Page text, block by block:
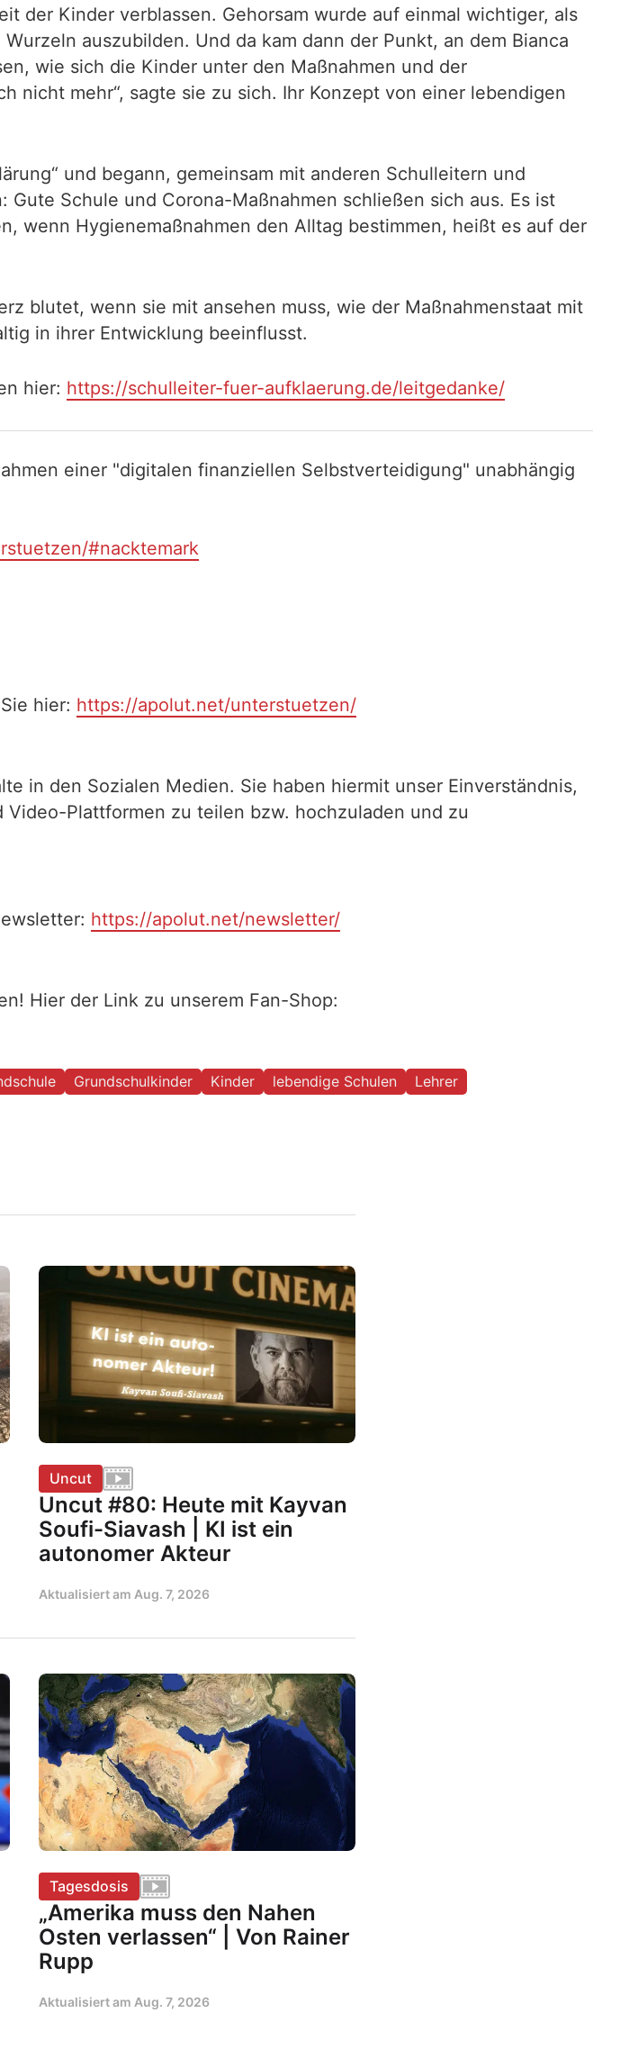
der Kinder verblassen. Gehorsam wurde auf einmal wichtiger, als
auszubilden. Und da kam dann der Punkt, an dem Bianca
wie sich die Kinder unter den Maßnahmen und der
nicht mehr“, sagte sie zu sich. Ihr Konzept von einer lebendigen
und begann, gemeinsam mit anderen Schulleitern und
Schule und Corona-Maßnahmen schließen sich aus. Es ist
wenn Hygienemaßnahmen den Alltag bestimmen, heißt es auf der
blutet, wenn sie mit ansehen muss, wie der Maßnahmenstaat mit
in ihrer Entwicklung beeinflusst.
hier: https://schulleiter-fuer-aufklaerung.de/leitgedanke/
einer "digitalen finanziellen Selbstverteidigung" unabhängig
#nacktemark
hier: https://apolut.net/unterstuetzen/
in den Sozialen Medien. Sie haben hiermit unser Einverständnis,
Plattformen zu teilen bzw. hochzuladen und zu
https://apolut.net/newsletter/
Hier der Link zu unserem Fan-Shop:
Grundschulkinder Kinder lebendige Schulen Lehrer
Uncut
Uncut #80: Heute mit Kayvan
Soufi-Siavash | KI ist ein
autonomer Akteur
Aktualisiert am Aug. 7, 2026
Tagesdosis
„Amerika muss den Nahen
Osten verlassen“ | Von Rainer
Rupp
Aktualisiert am Aug. 7, 2026